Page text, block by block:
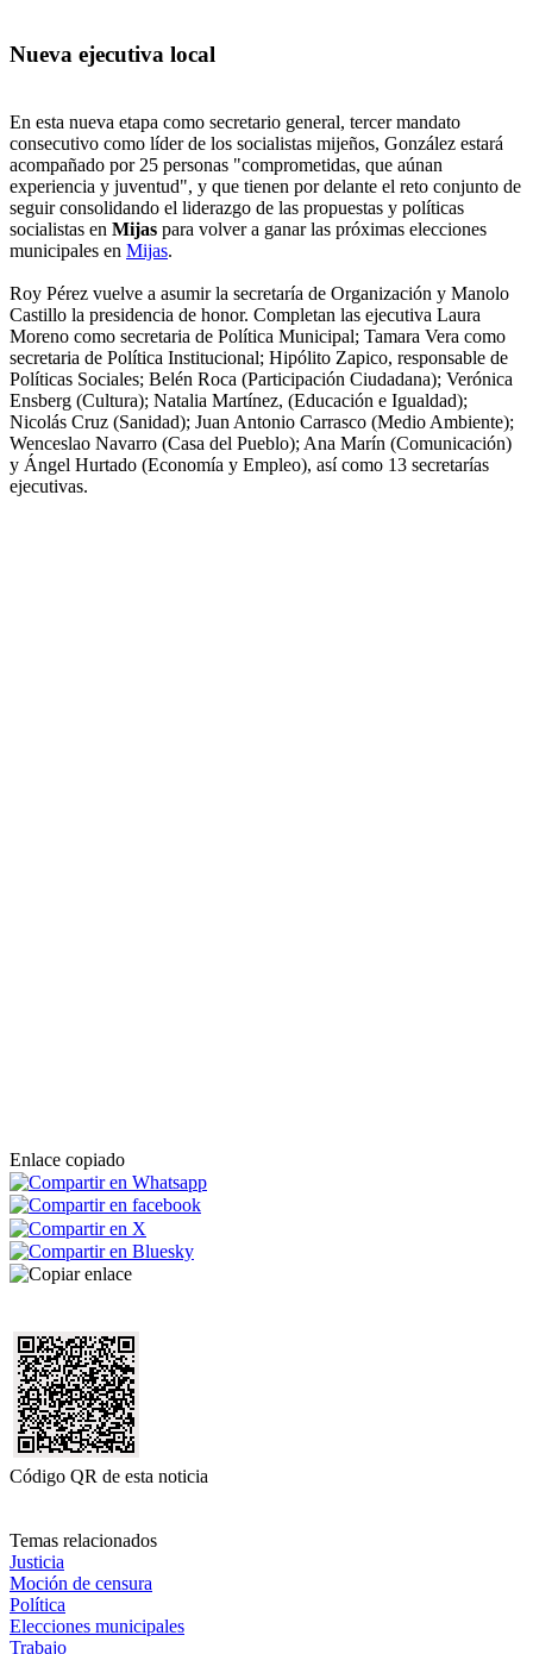
Nueva ejecutiva local
En esta nueva etapa como secretario general, tercer mandato
consecutivo como líder de los socialistas mijeños, González estará
acompañado por 25 personas "comprometidas, que aúnan
experiencia y juventud", y que tienen por delante el reto conjunto de
seguir consolidando el liderazgo de las propuestas y políticas
socialistas en Mijas para volver a ganar las próximas elecciones
municipales en Mijas.
Roy Pérez vuelve a asumir la secretaría de Organización y Manolo
Castillo la presidencia de honor. Completan las ejecutiva Laura
Moreno como secretaria de Política Municipal; Tamara Vera como
secretaria de Política Institucional; Hipólito Zapico, responsable de
Políticas Sociales; Belén Roca (Participación Ciudadana); Verónica
Ensberg (Cultura); Natalia Martínez, (Educación e Igualdad);
Nicolás Cruz (Sanidad); Juan Antonio Carrasco (Medio Ambiente);
Wenceslao Navarro (Casa del Pueblo); Ana Marín (Comunicación)
y Ángel Hurtado (Economía y Empleo), así como 13 secretarías
ejecutivas.
Enlace copiado
Código QR de esta noticia
Temas relacionados
Justicia
Moción de censura
Política
Elecciones municipales
Trabajo